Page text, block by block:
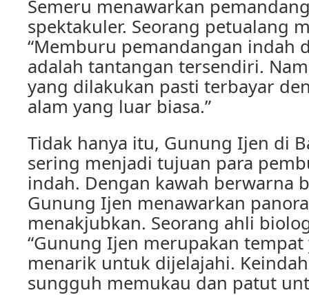
Semeru menawarkan
spektakuler. Seorang petualang
“Memburu pemandangan indah
adalah tantangan tersendiri.
yang dilakukan pasti terbayar
alam yang luar biasa.”
Tidak hanya itu, Gunung Ijen di
sering menjadi tujuan para
indah. Dengan kawah berwarna
Gunung Ijen menawarkan
menakjubkan. Seorang ahli
“Gunung Ijen merupakan tempat
menarik untuk dijelajahi.
sungguh memukau dan patut